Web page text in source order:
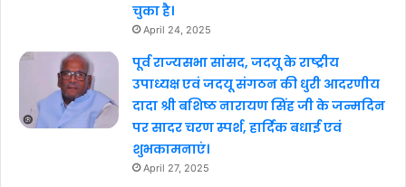
चुका है।
April 24, 2025
पूर्व राज्यसभा सांसद, जदयू के राष्ट्रीय
उपाध्यक्ष एवं जदयू संगठन की धुरी आदरणीय
दादा श्री बशिष्ठ नारायण सिंह जी के जन्मदिन
पर सादर चरण स्पर्श, हार्दिक बधाई एवं
शुभकामनाएं।
April 27, 2025